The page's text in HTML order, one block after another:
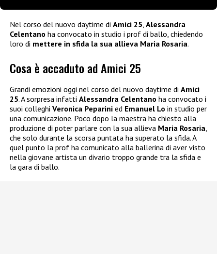
Nel corso del nuovo daytime di Amici 25 Alessandra
Celentano ha convocato in studio i prof di ballo, chiedendo
loro di mettere in sfida la sua allieva Maria Rosaria.
Cosa è accaduto ad Amici 25
Grandi emozioni oggi nel corso del nuovo daytime di Amici
25. A sorpresa infatti Alessandra Celentano ha convocato i
suoi colleghi Veronica Peparini ed Emanuel Lo in studio per
una comunicazione. Poco dopo la maestra ha chiesto alla
produzione di poter parlare con la sua allieva Maria Rosaria,
che solo durante la scorsa puntata ha superato la sfida. A
quel punto la prof ha comunicato alla ballerina di aver visto
nella giovane artista un divario troppo grande tra la sfida e
la gara di ballo.